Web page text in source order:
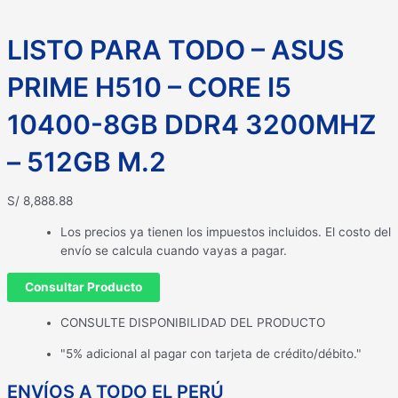
LISTO PARA TODO – ASUS
PRIME H510 – CORE I5
10400-8GB DDR4 3200MHZ
– 512GB M.2
S/ 8,888.88
Los precios ya tienen los impuestos incluidos. El costo del
envío se calcula cuando vayas a pagar.
Consultar Producto
CONSULTE DISPONIBILIDAD DEL PRODUCTO
"5% adicional al pagar con tarjeta de crédito/débito."
ENVÍOS A TODO EL PERÚ